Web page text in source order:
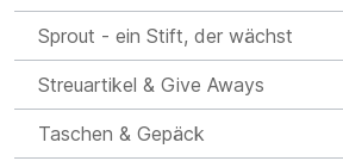
Sprout - ein Stift, der wächst
Streuartikel & Give Aways
Taschen & Gepäck